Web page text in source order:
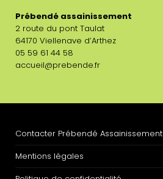
Prébendé assainissement
2 route du pont Taulat
64170 Viellenave d’Arthez
05 59 61 44 58
accueil@prebende.fr
Contacter Prébendé Assainissement
Mentions légales